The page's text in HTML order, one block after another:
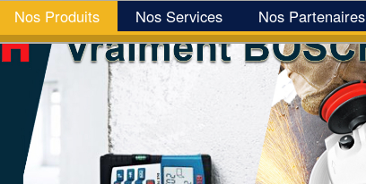
Nos Produits Nos Services Nos Partenaires